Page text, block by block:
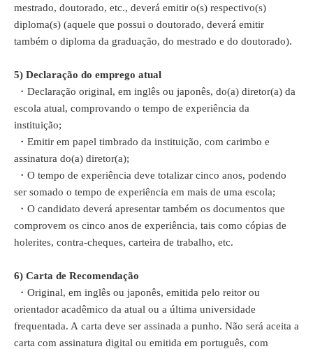
mestrado, doutorado, etc., deverá emitir o(s) respectivo(s)
diploma(s) (aquele que possui o doutorado, deverá emitir
também o diploma da graduação, do mestrado e do doutorado).
5) Declaração do emprego atual
・Declaração original, em inglês ou japonês, do(a) diretor(a) da
escola atual, comprovando o tempo de experiência da
instituição;
・Emitir em papel timbrado da instituição, com carimbo e
assinatura do(a) diretor(a);
・O tempo de experiência deve totalizar cinco anos, podendo
ser somado o tempo de experiência em mais de uma escola;
・O candidato deverá apresentar também os documentos que
comprovem os cinco anos de experiência, tais como cópias de
holerites, contra-cheques, carteira de trabalho, etc.
6) Carta de Recomendação
・Original, em inglês ou japonês, emitida pelo reitor ou
orientador acadêmico da atual ou a última universidade
frequentada. A carta deve ser assinada a punho. Não será aceita a
carta com assinatura digital ou emitida em português, com